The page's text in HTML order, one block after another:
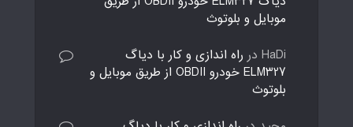
موبایل و بلوتوث
HaDi در راه اندازی و کار با دیاگ
ELM327 خودرو OBDII از طریق موبایل و
بلوتوث